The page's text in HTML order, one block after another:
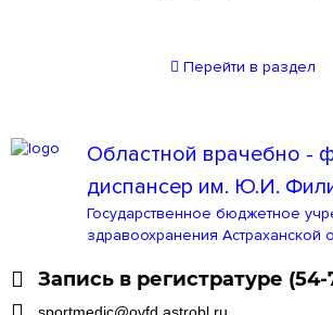
Перейти в раздел
Областной врачебно -
диспансер им. Ю.И.
Государственное бюджетное
здравоохранения Астраханской
Запись в регистратуре (54-